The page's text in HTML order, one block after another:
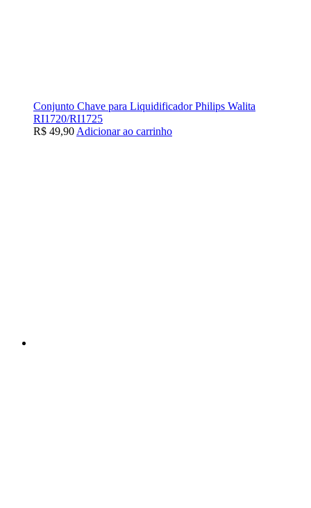
Conjunto Chave para Liquidificador Philips Walita
RI1720/RI1725
R$ 49,90Adicionar ao carrinho